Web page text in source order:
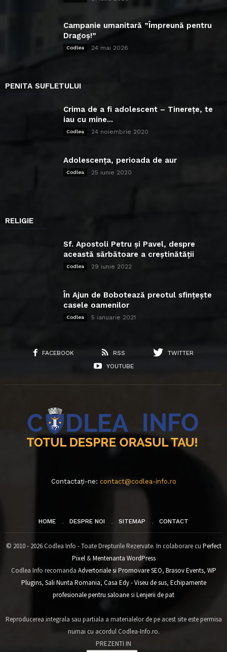
Campanie umanitară ”Împreună pentru
Dragoș!”
Codlea 24 mai 2026
PENITA SUFLETULUI
Crima de a fi adolescent – Tinerețe, te
iau cu mine...
Codlea 24 noiembrie 2020
Adolescența, perioada de aur
Codlea 25 iunie 2020
RELIGIE
Sf. Apostoli Petru și Pavel, despre
această sărbătoare a creștinătății
Codlea 29 iunie 2022
În Ajun de Bobotează preotul sfințește
casele oamenilor
Codlea 5 ianuarie 2021
FACEBOOK RSS
TWITTER
YOUTUBE
Contactați-ne: contact@codlea-info.ro
HOME DESPRE NOI SITEMAP CONTACT
© 2010 - 2026 Codlea Info - Toate Drepturile Rezervate. In colaborare cu Perfect
Pixel&Mentenanta WordPress
Codlea Info recomanda Advertoriale si Promovare SEO, Brasov Events, WP
Plugins, Sali Nunta Romania, Casa Edy - Viseu de sus, Echipamente
profesionale pentru saloanesi Lenjerii de pat
Reproducerea integrala sau partiala a materialelor de pe acest site este permisa
numai cu acordul Codlea-Info.ro.
PREZENTI IN